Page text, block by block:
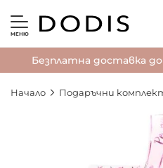
МЕНЮ
Безплатна доставка
Начало Подаръчни